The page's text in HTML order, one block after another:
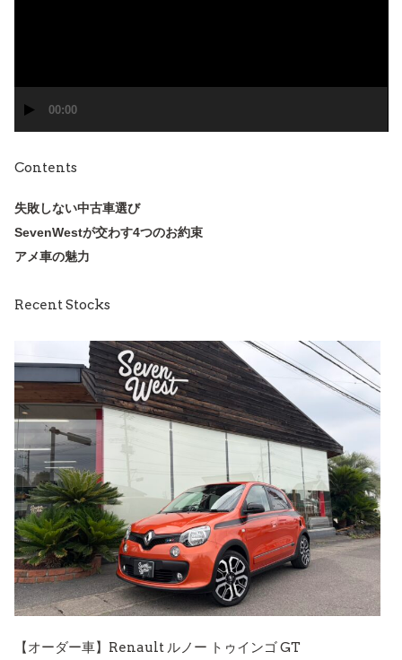
00:00
Contents
失敗しない中古車選び
SevenWestが交わす4つのお約束
アメ車の魅力
Recent Stocks
【オーダー車】Renault ルノー トゥインゴ GT